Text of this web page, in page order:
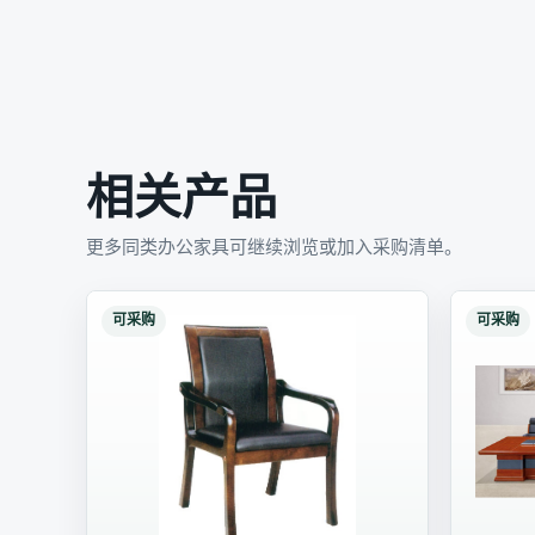
相关产品
更多同类办公家具可继续浏览或加入采购清单。
可采购 可采购